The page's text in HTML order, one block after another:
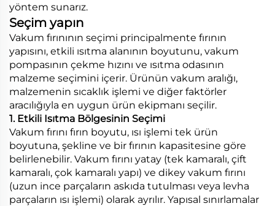
yöntem sunarız.
Seçim yapın
Vakum fırınının seçimi principalmente fırının
yapısını, etkili ısıtma alanının boyutunu, vakum
pompasının çekme hızını ve ısıtma odasının
malzeme seçimini içerir. Ürünün vakum aralığı,
malzemenin sıcaklık işlemi ve diğer faktörler
aracılığıyla en uygun ürün ekipmanı seçilir.
1. Etkili Isıtma Bölgesinin Seçimi
Vakum fırını fırın boyutu, ısı işlemi tek ürün
boyutuna, şekline ve bir fırının kapasitesine göre
belirlenebilir. Vakum fırını yatay (tek kamaralı, çift
kamaralı, çok kamaralı yapı) ve dikey vakum fırını
(uzun ince parçaların askıda tutulması veya levha
parçaların ısı işlemi) olarak ayrılır. Yapısal sınırlamalar